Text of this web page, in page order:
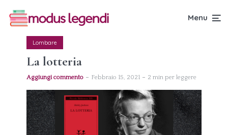
Menu
Lombare
La lotteria
Aggiungi commento Febbraio 15, 2021 2 min per leggere